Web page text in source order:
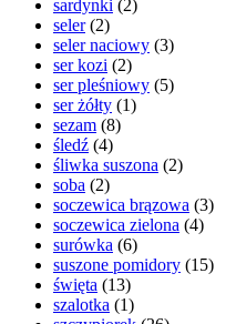
sardynki (2)
seler(2)
seler naciowy (3)
ser kozi (2)
ser pleśniowy (5)
ser żółty (1)
sezam (8)
śledź (4)
śliwka suszona (2)
soba (2)
soczewica brązowa (3)
soczewica zielona (4)
surówka (6)
suszone pomidory (15)
święta (13)
szalotka (1)